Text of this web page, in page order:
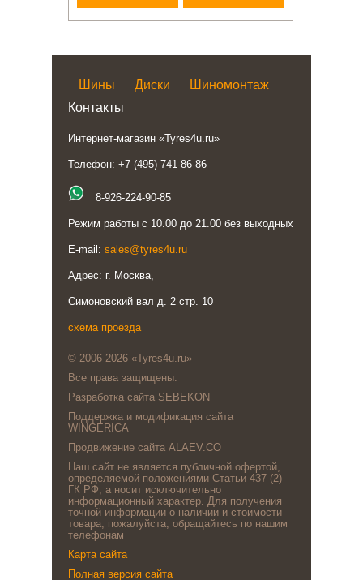
Шины Диски
Шиномонтаж
Контакты
Интернет-магазин «Tyres4u.ru»
Телефон: +7 (495) 741-86-86
8-926-224-90-85
Режим работы с 10.00 до 21.00 без выходных
E-mail: sales@tyres4u.ru
Адрес: г. Москва,
Симоновский вал д. 2 стр. 10
схема проезда
© 2006-2026 «Tyres4u.ru»
Все права защищены.
Разработка сайта SEBEKON
Поддержка и модификация сайта
WINGERICA
Продвижение сайта ALAEV.CO
Наш сайт не является публичной офертой,
определяемой положениями Статьи 437 (2)
ГК РФ, а носит исключительно
информационный характер. Для получения
точной информации о наличии и стоимости
товара, пожалуйста, обращайтесь по нашим
телефонам
Карта сайта
Полная версия сайта